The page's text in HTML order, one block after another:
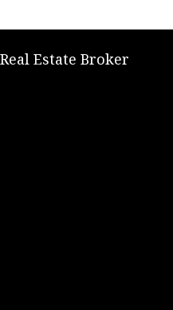
Estate Broker